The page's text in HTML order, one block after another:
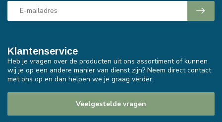
Klantenservice
Heb je vragen over de producten uit ons assortiment of kunnen
wij je op een andere manier van dienst zijn? Neem direct contact
met ons op en dan helpen we je graag verder.
Veelgestelde vragen